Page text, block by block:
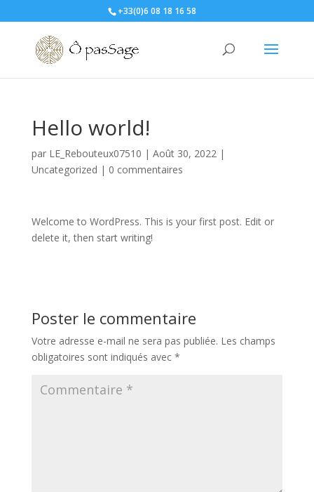
+33(0)6 08 18 16 58
Hello world!
par LE_Rebouteux07510 | Août 30, 2022|
Uncategorized | 0 commentaires
Welcome to WordPress. This is your first post. Edit or
delete it, then start writing!
Poster le commentaire
Votre adresse e-mail ne sera pas publiée. Les champs
obligatoires sont indiqués avec *